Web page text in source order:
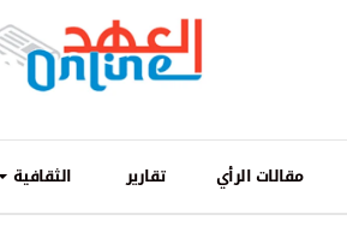
مقالات الرأي تقارير الثقافية